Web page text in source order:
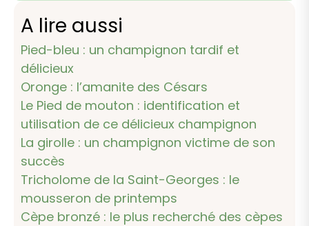
A lire aussi
Pied-bleu : un champignon tardif et
délicieux
Oronge : l’amanite des Césars
Le Pied de mouton : identification et
utilisation de ce délicieux champignon
La girolle : un champignon victime de son
succès
Tricholome de la Saint-Georges : le
mousseron de printemps
Cèpe bronzé : le plus recherché des cèpes